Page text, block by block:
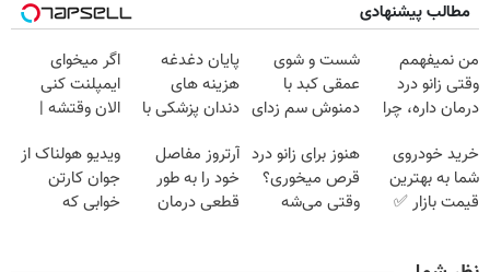
مطالب پیشنهادی
من نمیفهمم
وقتی زانو درد
درمان داره، چرا
تحمل میکنی؟❗
شست و شوی
عمقی کبد با
دمنوش سم زدای
پایان دغدغه
هزینه های
دندان پزشکی با
خانگی
اگر میخوای
ایمپلنت کنی
الان وقتشه |
میلیون تومان!!!
خرید خودروی
شما به بهترین
قیمت بازار ✅
هنوز برای زانو درد
قرص میخوری؟
وقتی می‌شه
آرتروز مفاصل
خود را به طور
قطعی درمان
ویدیو هولناک از
جوان کارتن
خوابی که